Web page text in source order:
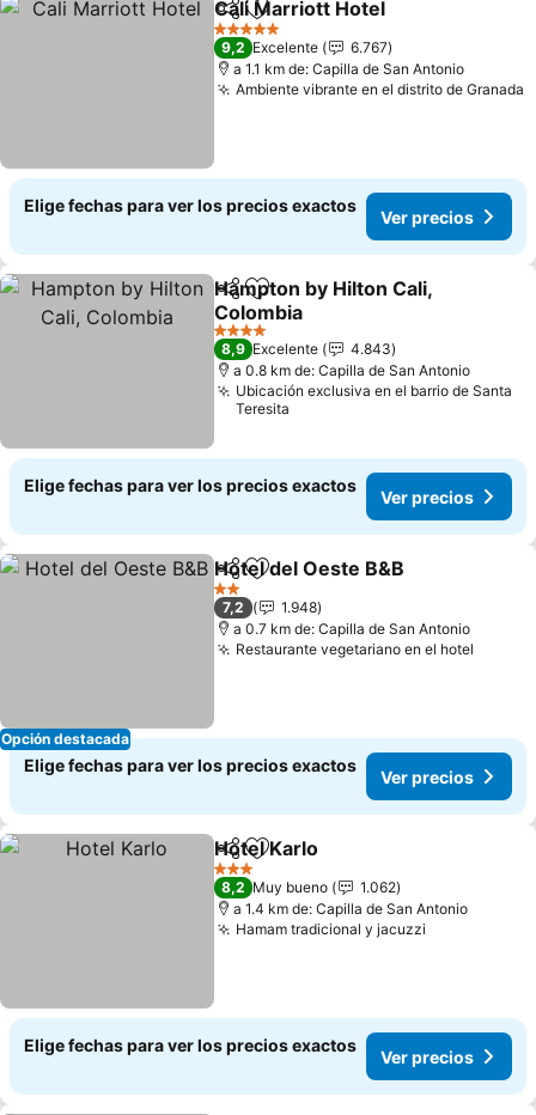
CompartirAgregar a favoritos
Cali Marriott Hotel
5 Estrellas
9,2 Excelente
6.767
a 1.1 km de: Capilla de San Antonio
Ambiente vibrante en el distrito de Granada
Elige fechas para ver los precios exactos
Ver precios
CompartirAgregar a favoritos
Hampton by Hilton Cali,
Colombia
Ver precios
4 Estrellas
8,9 Excelente
4.843
a 0.8 km de: Capilla de San Antonio
Ubicación exclusiva en el barrio de Santa
Teresita
Elige fechas para ver los precios exactos
Ver precios
Opción destacada
CompartirAgregar a favoritos
Hotel del Oeste B&B
2 Estrellas
7,2
1.948
a 0.7 km de: Capilla de San Antonio
Restaurante vegetariano en el hotel
Elige fechas para ver los precios exactos
Ver precios
CompartirAgregar a favoritos
Hotel Karlo
3 Estrellas
8,2 Muy bueno
1.062
a 1.4 km de: Capilla de San Antonio
Hamam tradicional y jacuzzi
Elige fechas para ver los precios exactos
Ver precios